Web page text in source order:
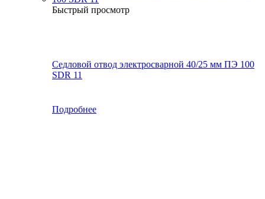
Быстрый просмотр
Седловой отвод электросварной 40/25 мм ПЭ 100
SDR 11
Подробнее